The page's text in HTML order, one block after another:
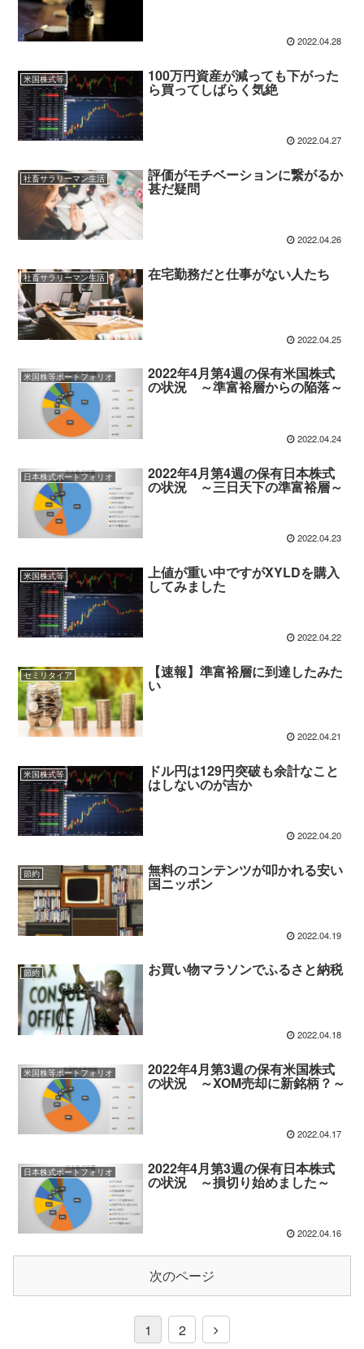
2022.04.28
米国株式等 100万円資産が減っても下がった
ら買ってしばらく気絶
2022.04.27
社畜サラリーマン生活 評価がモチベーションに繋がるか
甚だ疑問
2022.04.26
社畜サラリーマン生活 在宅勤務だと仕事がない人たち
2022.04.25
米国株等ポートフォリオ 2022年4月第4週の保有米国株式
の状況 ～準富裕層からの陥落～
2022.04.24
日本株式ポートフォリオ 2022年4月第4週の保有日本株式
の状況 ～三日天下の準富裕層～
2022.04.23
米国株式等 上値が重い中ですがXYLDを購入
してみました
2022.04.22
セミリタイア 【速報】準富裕層に到達したみた
い
2022.04.21
米国株式等 ドル円は129円突破も余計なこと
はしないのが吉か
2022.04.20
節約 無料のコンテンツが叩かれる安い
国ニッポン
2022.04.19
節約 お買い物マラソンでふるさと納税
2022.04.18
米国株等ポートフォリオ 2022年4月第3週の保有米国株式
の状況 ～XOM売却に新銘柄？～
2022.04.17
日本株式ポートフォリオ 2022年4月第3週の保有日本株式
の状況 ～損切り始めました～
2022.04.16
次のページ
1 2